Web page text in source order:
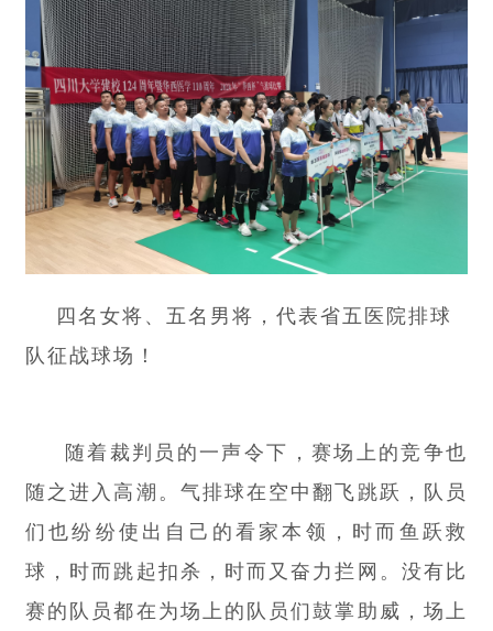
四名女将、五名男将，代表省五医院排球
队征战球场！
随着裁判员的一声令下，赛场上的竞争也
随之进入高潮。气排球在空中翻飞跳跃，队员
们也纷纷使出自己的看家本领，时而鱼跃救
球，时而跳起扣杀，时而又奋力拦网。没有比
赛的队员都在为场上的队员们鼓掌助威，场上